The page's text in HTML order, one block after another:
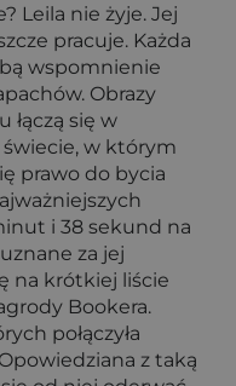
Leila nie żyje. Jej
pracuje. Każda
wspomnienie
Obrazy
się w
świecie, w którym
prawo do bycia
i 38 sekund na
za jej
na krótkiej liście
Bookera.
połączyła
z taką